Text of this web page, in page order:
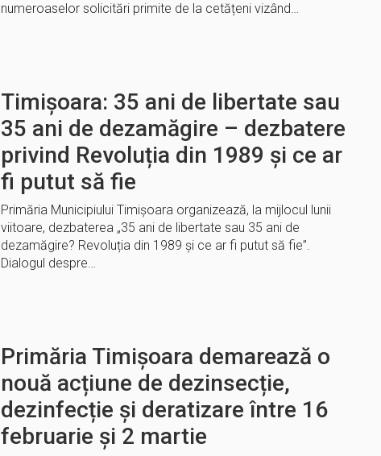
numeroaselor solicitări primite de la cetățeni vizând…
Timișoara: 35 ani de libertate sau
35 ani de dezamăgire – dezbatere
privind Revoluția din 1989 și ce ar
fi putut să fie
Primăria Municipiului Timișoara organizează, la mijlocul lunii
viitoare, dezbaterea „35 ani de libertate sau 35 ani de
dezamăgire? Revoluția din 1989 și ce ar fi putut să fie”.
Dialogul despre…
Primăria Timișoara demarează o
nouă acțiune de dezinsecție,
dezinfecție și deratizare între 16
februarie și 2 martie